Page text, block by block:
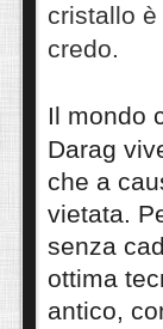
cristallo
credo.
Il mondo
Darag
che a
vietata.
senza
ottima
antico,